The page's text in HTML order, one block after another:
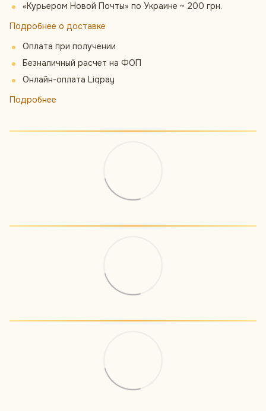
«Курьером Новой Почты» по Украине ~ 200 грн.
Подробнее о доставке
Оплата при получении
Безналичный расчет на ФОП
Онлайн-оплата Liqpay
Подробнее